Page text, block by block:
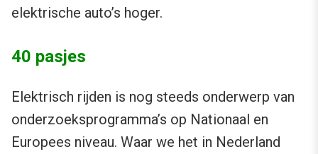
elektrische auto’s hoger.
40 pasjes
Elektrisch rijden is nog steeds onderwerp van
onderzoeksprogramma’s op Nationaal en
Europees niveau. Waar we het in Nederland